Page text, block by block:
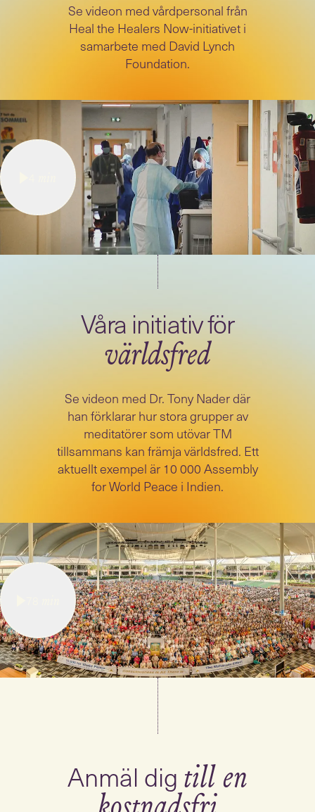
Se videon med vårdpersonal från
Heal the Healers Now-initiativet i
samarbete med David Lynch
Foundation.
Våra initiativ för
världsfred
Se videon med Dr. Tony Nader där
han förklarar hur stora grupper av
meditatörer som utövar TM
tillsammans kan främja världsfred. Ett
aktuellt exempel är 10 000 Assembly
for World Peace i Indien.
Anmäl dig till en